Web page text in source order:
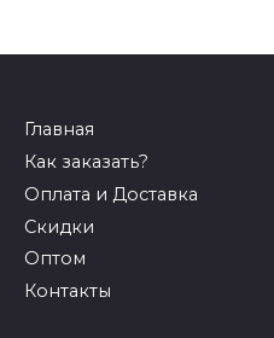
Главная
Как заказать?
Оплата и Доставка
Скидки
Оптом
Контакты